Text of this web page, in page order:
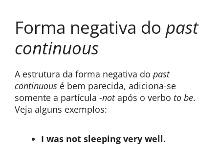
Forma negativa do past
continuous
A estrutura da forma negativa do past
continuous é bem parecida, adiciona-se
somente a partícula -notapós o verbo to be.
Veja alguns exemplos:
I was not sleeping very well.